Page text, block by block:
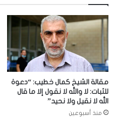
مقالة الشيخ كمال خطيب: “دعوة
للثبات: لا والله لا نقول إلا ما قال
الله لا نقيل ولا نحيد”
منذ أسبوعين